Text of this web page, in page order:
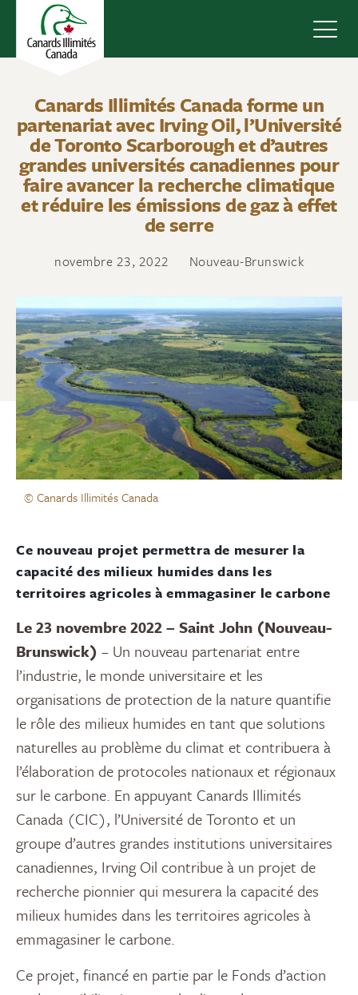
Canards Illimités Canada forme un
partenariat avec Irving Oil, l’Université
de Toronto Scarborough et d’autres
grandes universités canadiennes pour
faire avancer la recherche climatique
et réduire les émissions de gaz à effet
de serre
novembre 23, 2022 Nouveau-Brunswick
© Canards Illimités Canada
Ce nouveau projet permettra de mesurer la
capacité des milieux humides dans les
territoires agricoles à emmagasiner le carbone
Le 23 novembre 2022 – Saint John (Nouveau-
Brunswick) – Un nouveau partenariat entre
l’industrie, le monde universitaire et les
organisations de protection de la nature quantifie
le rôle des milieux humides en tant que solutions
naturelles au problème du climat et contribuera à
l’élaboration de protocoles nationaux et régionaux
sur le carbone. En appuyant Canards Illimités
Canada (CIC), l’Université de Toronto et un
groupe d’autres grandes institutions universitaires
canadiennes, Irving Oil contribue à un projet de
recherche pionnier qui mesurera la capacité des
milieux humides dans les territoires agricoles à
emmagasiner le carbone.
Ce projet, financé en partie par le Fonds d’action